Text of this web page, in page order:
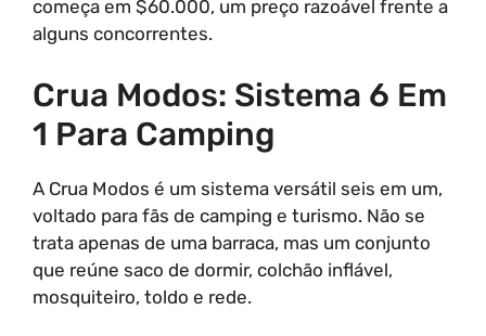
começa em $60.000, um preço razoável frente a
alguns concorrentes.
Crua Modos: Sistema 6 Em
1 Para Camping
A Crua Modos é um sistema versátil seis em um,
voltado para fãs de camping e turismo. Não se
trata apenas de uma barraca, mas um conjunto
que reúne saco de dormir, colchão inflável,
mosquiteiro, toldo e rede.